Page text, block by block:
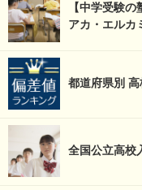
【中学受験
アカ・エルカ
都道府県別
全国公立高校